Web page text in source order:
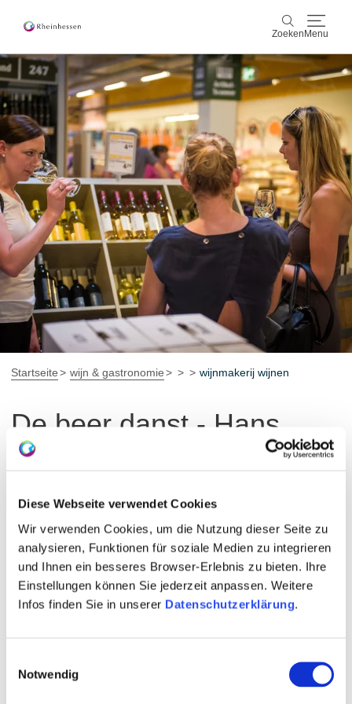
Diese Webseite verwendet Cookies
Wir verwenden Cookies, um die Nutzung dieser Seite zu
analysieren, Funktionen für soziale Medien zu integrieren
und Ihnen ein besseres Browser-Erlebnis zu bieten. Ihre
Einstellungen können Sie jederzeit anpassen. Weitere
Infos finden Sie in unserer Datenschutzerklärung.
Notwendig
Zoeken Menu
wijn & gastronomie
actief & natuur
Cultuur & Steden
Events
reservering & service
Rheinhessen-Blog
Startseite wijn & gastronomie wijnmakerij wijnen
De beer danst - Hans
Baer-wijnen van de
wijnmakerij Hechtsheim
Hans Baer is een internationale wijnlijn met
geselecteerde wijnen uit Rheinhessen.
Vertegenwoordiger voor Duitsland, werd de beer
gekozen als symbool van de hoofdstad Berlijn,
Berlijn - het huis van de beer - is een kosmopolitische,